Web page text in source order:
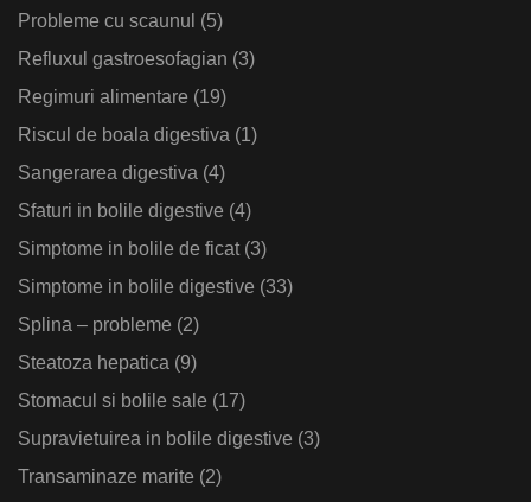
Probleme cu scaunul (5)
Refluxul gastroesofagian (3)
Regimuri alimentare (19)
Riscul de boala digestiva (1)
Sangerarea digestiva (4)
Sfaturi in bolile digestive (4)
Simptome in bolile de ficat(3)
Simptome in bolile digestive (33)
Splina – probleme (2)
Steatoza hepatica (9)
Stomacul si bolile sale (17)
Supravietuirea in bolile digestive (3)
Transaminaze marite (2)